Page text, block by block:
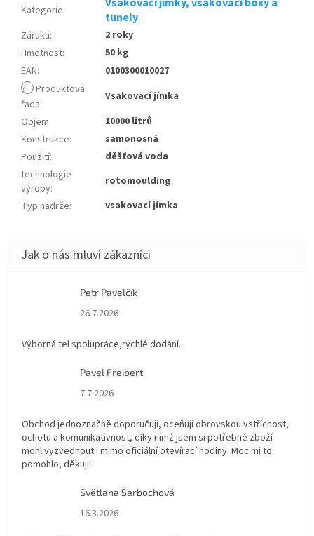
Kategorie:
tunely
Záruka:
2 roky
Hmotnost:
50 kg
EAN:
0100300010027
?
Produktová
řada:
Vsakovací jímka
Objem:
10000 litrů
Konstrukce:
samonosná
Použití:
děšťová voda
technologie
výroby:
rotomoulding
Typ nádrže: vsakovací jímka
Petr Pavelčík
Hodnocení obchodu je 5 z 5 hvězdiček.
26.7.2026
Výborná tel spolupráce,rychlé dodání.
Pavel Freibert
Hodnocení obchodu je 5 z 5 hvězdiček.
7.7.2026
Obchod jednoznačně doporučuji, oceňuji obrovskou vstřícnost,
ochotu a komunikativnost, díky nimž jsem si potřebné zboží
mohl vyzvednout i mimo oficiální otevírací hodiny. Moc mi to
pomohlo, děkuji!
Světlana Šarbochová
Hodnocení obchodu je 5 z 5 hvězdiček.
16.3.2026